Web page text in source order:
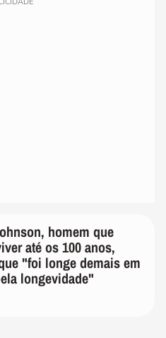
homem que
até os 100 anos,
"foi longe demais em
longevidade"